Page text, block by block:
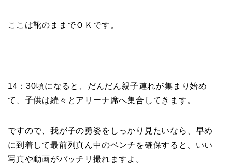
ここは靴のままでＯＫです。
14：30頃になると、だんだん親子連れが集まり始め
て、子供は続々とアリーナ席へ集合してきます。
ですので、我が子の勇姿をしっかり見たいなら、早め
に到着して最前列真ん中のベンチを確保すると、いい
写真や動画がバッチリ撮れますよ。